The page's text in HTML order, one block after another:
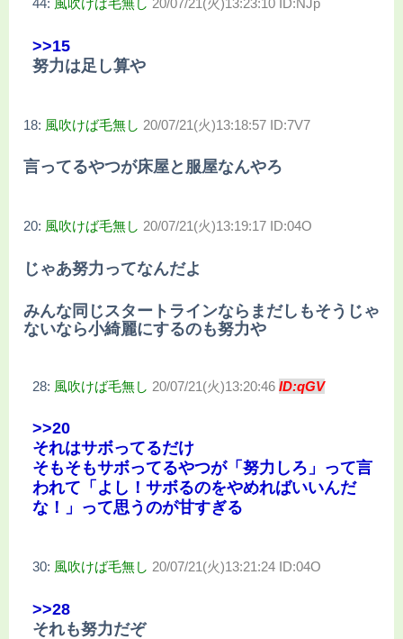
44: 風吹けば毛無し 20/07/21(火)13:23:10 ID:NJp
>>15
努力は足し算や
18: 風吹けば毛無し 20/07/21(火)13:18:57 ID:7V7
言ってるやつが床屋と服屋なんやろ
20: 風吹けば毛無し 20/07/21(火)13:19:17 ID:04O
じゃあ努力ってなんだよ
みんな同じスタートラインならまだしもそうじゃ
ないなら小綺麗にするのも努力や
28: 風吹けば毛無し 20/07/21(火)13:20:46 ID:qGV
>>20
それはサボってるだけ
そもそもサボってるやつが「努力しろ」って言
われて「よし！サボるのをやめればいいんだ
な！」って思うのが甘すぎる
30: 風吹けば毛無し 20/07/21(火)13:21:24 ID:04O
>>28
それも努力だぞ